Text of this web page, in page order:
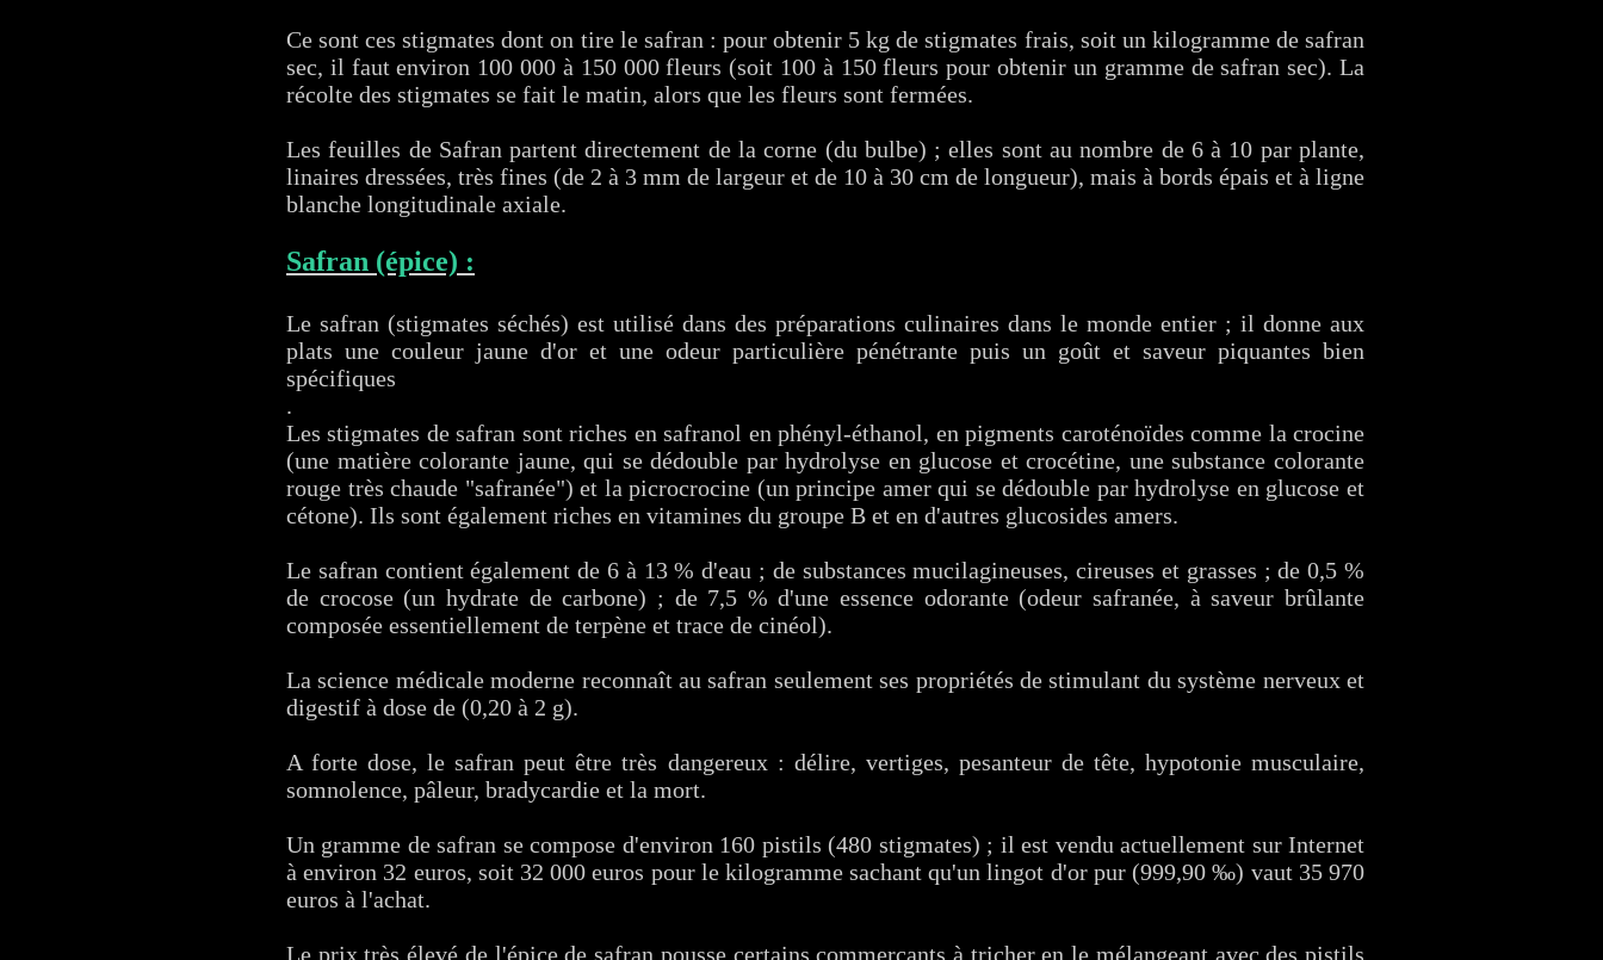
Ce sont ces stigmates dont on tire le safran : pour obtenir 5 kg de stigmates frais, soit un kilogramme de safran
sec, il faut environ 100 000 à 150 000 fleurs (soit 100 à 150 fleurs pour obtenir un gramme de safran sec). La
récolte des stigmates se fait le matin, alors que les fleurs sont fermées.
Les feuilles de Safran partent directement de la corne (du bulbe) ; elles sont au nombre de 6 à 10 par plante,
linaires dressées, très fines (de 2 à 3 mm de largeur et de 10 à 30 cm de longueur), mais à bords épais et à ligne
blanche longitudinale axiale.
Safran (épice) :
Le safran (stigmates séchés) est utilisé dans des préparations culinaires dans le monde entier ; il donne aux
plats une couleur jaune d'or et une odeur particulière pénétrante puis un goût et saveur piquantes bien
spécifiques
.
Les stigmates de safran sont riches en safranol en phényl-éthanol, en pigments caroténoïdes comme la crocine
(une matière colorante jaune, qui se dédouble par hydrolyse en glucose et crocétine, une substance colorante
rouge très chaude "safranée") et la picrocrocine (un principe amer qui se dédouble par hydrolyse en glucose et
cétone). Ils sont également riches en vitamines du groupe B et en d'autres glucosides amers.
Le safran contient également de 6 à 13 % d'eau ; de substances mucilagineuses, cireuses et grasses ; de 0,5 %
de crocose (un hydrate de carbone) ; de 7,5 % d'une essence odorante (odeur safranée, à saveur brûlante
composée essentiellement de terpène et trace de cinéol).
La science médicale moderne reconnaît au safran seulement ses propriétés de stimulant du système nerveux et
digestif à dose de (0,20 à 2 g).
A forte dose, le safran peut être très dangereux : délire, vertiges, pesanteur de tête, hypotonie musculaire,
somnolence, pâleur, bradycardie et la mort.
Un gramme de safran se compose d'environ 160 pistils (480 stigmates) ; il est vendu actuellement sur Internet
à environ 32 euros, soit 32 000 euros pour le kilogramme sachant qu'un lingot d'or pur (999,90 ‰) vaut 35 970
euros à l'achat.
Le prix très élevé de l'épice de safran pousse certains commerçants à tricher en le mélangeant avec des pistils